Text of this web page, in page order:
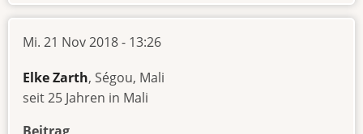
Mi. 21 Nov 2018 - 13:26
Elke Zarth, Ségou, Mali
seit 25 Jahren in Mali